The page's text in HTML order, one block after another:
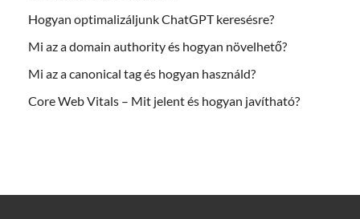
Hogyan optimalizáljunk ChatGPT keresésre?
Mi az a domain authority és hogyan növelhető?
Mi az a canonical tag és hogyan használd?
Core Web Vitals – Mit jelent és hogyan javítható?